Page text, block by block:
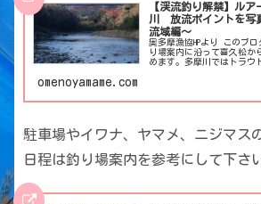
【渓流釣り解禁】ルア
川 放流ポイントを写
流域編〜
奥多摩漁協HPより このブ
り場案内に沿って喜久松か
めます。多摩川ではトラウ
メ、ニジマスの放流ポイ
べ
omenoyamame.com
駐車場やイワナ、ヤマメ、ニジマス
日程は釣り場案内を参考にして下さ